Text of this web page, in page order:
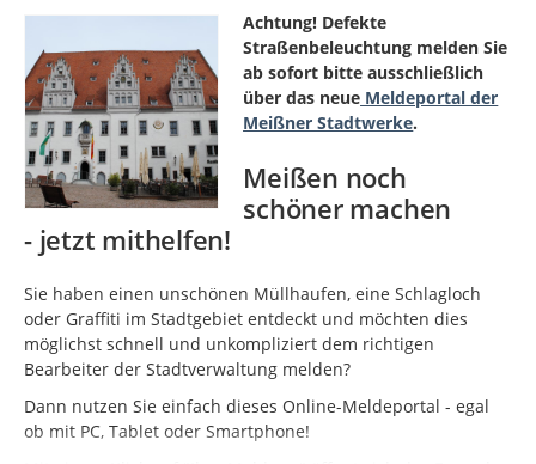
Achtung! Defekte
Straßenbeleuchtung melden Sie
ab sofort bitte ausschließlich
über das neue Meldeportal der
Meißner Stadtwerke.
Meißen noch
schöner machen
- jetzt mithelfen!
Sie haben einen unschönen Müllhaufen, eine Schlagloch
oder Graffiti im Stadtgebiet entdeckt und möchten dies
möglichst schnell und unkompliziert dem richtigen
Bearbeiter der Stadtverwaltung melden?
Dann nutzen Sie einfach dieses Online-Meldeportal - egal
ob mit PC, Tablet oder Smartphone!